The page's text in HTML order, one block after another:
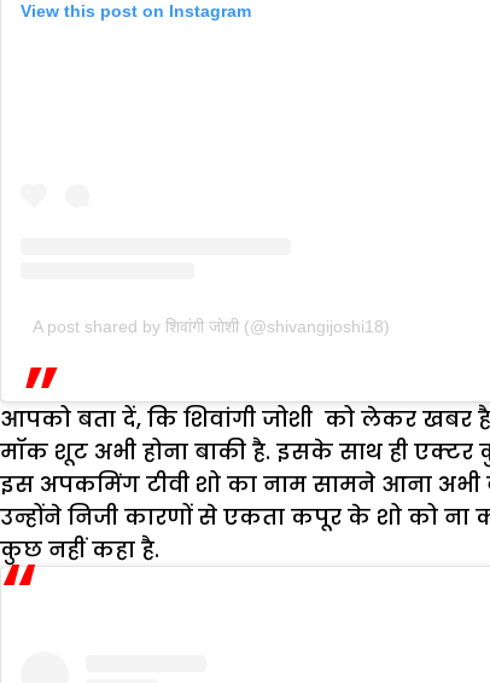
View this post on Instagram
A post shared by शिवांगी जोशी (@shivangijoshi18)
आपको बता दें, कि शिवांगी जोशी को लेकर खबर है
मॉक शूट अभी होना बाकी है. इसके साथ ही
इस अपकमिंग टीवी शो का नाम सामने आना अभी
उन्होंने निजी कारणों से एकता कपूर के शो को ना
कुछ नहीं कहा है.